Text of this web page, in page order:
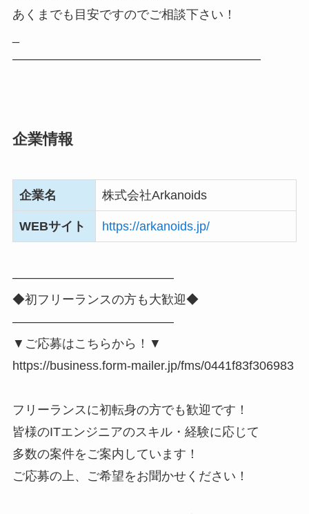
あくまでも目安ですのでご相談下さい！
――――――――――――――――――――
企業情報
企業名 株式会社Arkanoids
WEBサイト https://arkanoids.jp/
―――――――――――――
◆初フリーランスの方も大歓迎◆
―――――――――――――
▼ご応募はこちらから！▼
https://business.form-mailer.jp/fms/0441f83f306983
フリーランスに初転身の方でも歓迎です！
皆様のITエンジニアのスキル・経験に応じて
多数の案件をご案内しています！
ご応募の上、ご希望をお聞かせください！